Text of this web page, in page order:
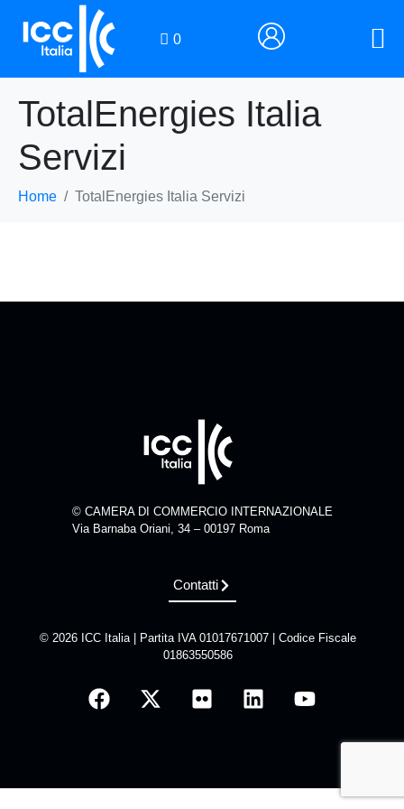
0
TotalEnergies Italia
Servizi
Home TotalEnergies Italia Servizi
© CAMERA DI COMMERCIO INTERNAZIONALE
Via Barnaba Oriani, 34 – 00197 Roma
Contatti
© 2026 ICC Italia | Partita IVA 01017671007 | Codice Fiscale
01863550586